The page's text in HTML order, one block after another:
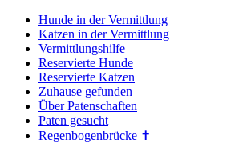
Hunde in der Vermittlung
Katzen in der Vermittlung
Vermittlungshilfe
Reservierte Hunde
Reservierte Katzen
Zuhause gefunden
Über Patenschaften
Paten gesucht
Regenbogenbrücke ✝